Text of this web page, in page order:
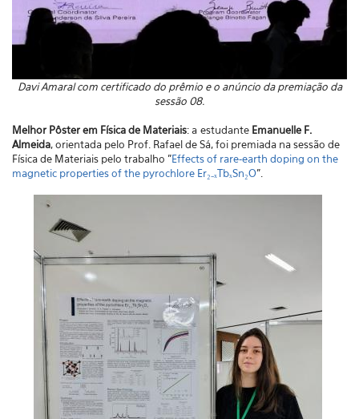
Davi Amaral com certificado do prêmio e o anúncio da premiação da
sessão 08.
Melhor Pôster em Física de Materiais: a estudante Emanuelle F.
Almeida, orientada pelo Prof. Rafael de Sá, foi premiada na sessão de
Física de Materiais pelo trabalho "Effects of rare-earth doping on the
magnetic properties of the pyrochlore Er₂₋ₓTbₓSn₂O".